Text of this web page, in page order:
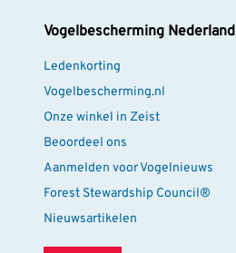
Vogelbescherming Nederland
Ledenkorting
Vogelbescherming.nl
Onze winkel in Zeist
Beoordeel ons
Aanmelden voor Vogelnieuws
Forest Stewardship Council®
Nieuwsartikelen